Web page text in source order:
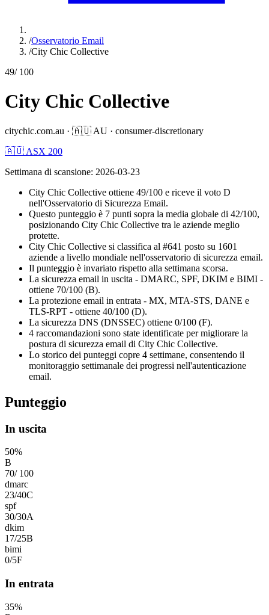
/Osservatorio Email
/City Chic Collective
49/ 100
City Chic Collective
citychic.com.au · 🇦🇺 AU · consumer-discretionary
🇦🇺 ASX 200
Settimana di scansione: 2026-03-23
City Chic Collective ottiene 49/100 e riceve il voto D
nell'Osservatorio di Sicurezza Email.
Questo punteggio è 7 punti sopra la media globale di 42/100,
posizionando City Chic Collective tra le aziende meglio
protette.
City Chic Collective si classifica al #641 posto su 1601
aziende a livello mondiale nell'osservatorio di sicurezza email.
Il punteggio è invariato rispetto alla settimana scorsa.
La sicurezza email in uscita - DMARC, SPF, DKIM e BIMI -
ottiene 70/100 (B).
La protezione email in entrata - MX, MTA-STS, DANE e
TLS-RPT - ottiene 40/100 (D).
La sicurezza DNS (DNSSEC) ottiene 0/100 (F).
4 raccomandazioni sono state identificate per migliorare la
postura di sicurezza email di City Chic Collective.
Lo storico dei punteggi copre 4 settimane, consentendo il
monitoraggio settimanale dei progressi nell'autenticazione
email.
Punteggio
In uscita
50%
B
70/ 100
dmarc
23/40C
spf
30/30A
dkim
17/25B
bimi
0/5F
In entrata
35%